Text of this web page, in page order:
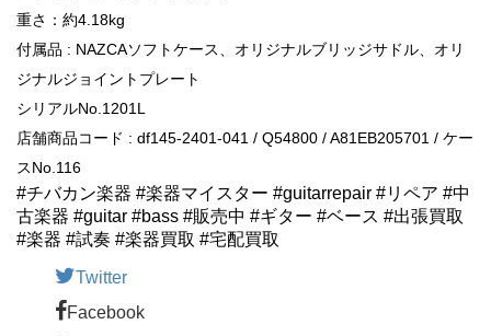
重さ：約4.18kg
付属品 : NAZCAソフトケース、オリジナルブリッジサドル、オリ
ジナルジョイントプレート
シリアルNo.1201L
店舗商品コード : df145-2401-041 / Q54800 / A81EB205701 / ケー
スNo.116
#チバカン楽器 #楽器マイスター #guitarrepair #リペア #中
古楽器 #guitar #bass #販売中 #ギター #ベース #出張買取
#楽器 #試奏 #楽器買取 #宅配買取
Twitter
Facebook